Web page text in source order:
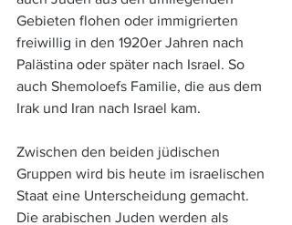
Gebieten flohen oder immigrierten
freiwillig in den 1920er Jahren nach
Palästina oder später nach Israel. So
auch Shemoloefs Familie, die aus dem
Irak und Iran nach Israel kam.
Zwischen den beiden jüdischen
Gruppen wird bis heute im israelischen
Staat eine Unterscheidung gemacht.
Die arabischen Juden werden als